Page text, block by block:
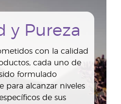
y Pureza
con la calidad
cada uno de
formulado
para alcanzar niveles
de sus